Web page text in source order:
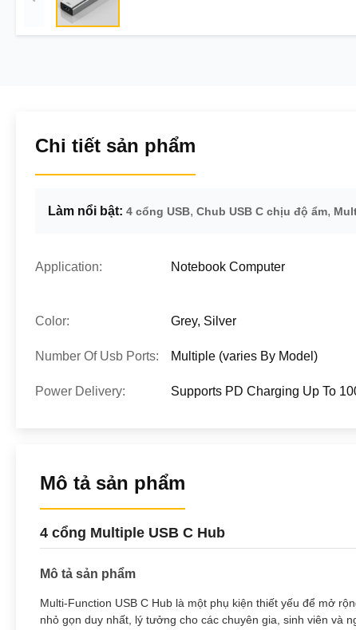
Chi tiết sản phẩm
Làm nổi bật: 4 cổng USB, Chub USB C chịu độ ẩm,
Application: Notebook Computer
Color: Grey, Silver
Number Of Usb Ports: Multiple (varies By Model)
Power Delivery: Supports PD Charging Up To
Mô tả sản phẩm
4 cổng Multiple USB C Hub
Mô tả sản phẩm
Multi-Function USB C Hub là một phụ kiện thiết yếu để mở
nhỏ gọn duy nhất, lý tưởng cho các chuyên gia, sinh viên và